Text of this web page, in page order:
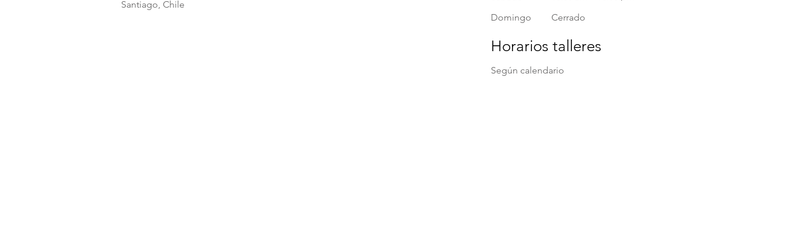
Santiago, Chile
Domingo
Cerrado
Horarios talleres
Según calendario